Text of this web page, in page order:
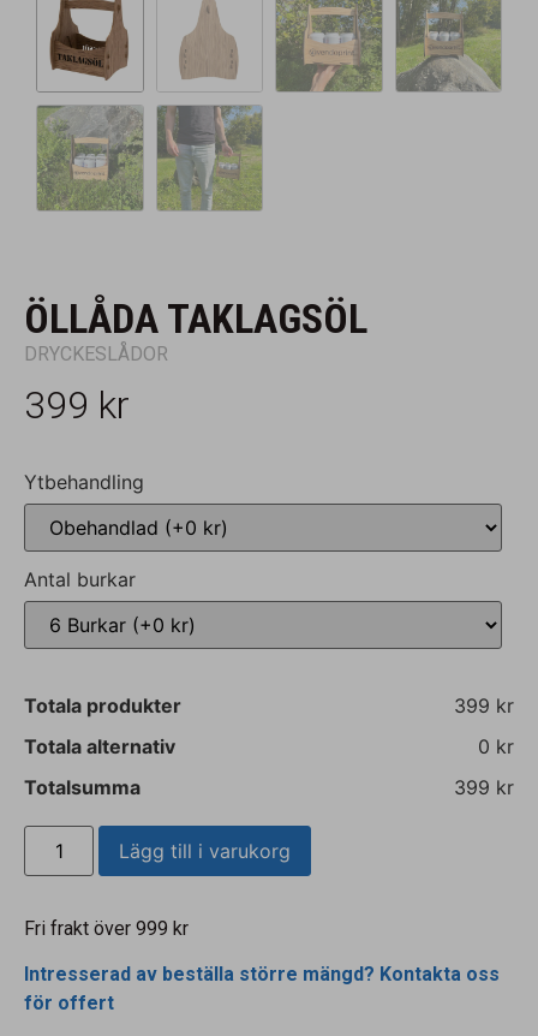
ÖLLÅDA TAKLAGSÖL
DRYCKESLÅDOR
399 kr
Ytbehandling
Antal burkar
Totala produkter
399 kr
Totala alternativ
0 kr
Totalsumma
399 kr
Lägg till i varukorg
Fri frakt över 999 kr
Intresserad av beställa större mängd? Kontakta oss
för offert